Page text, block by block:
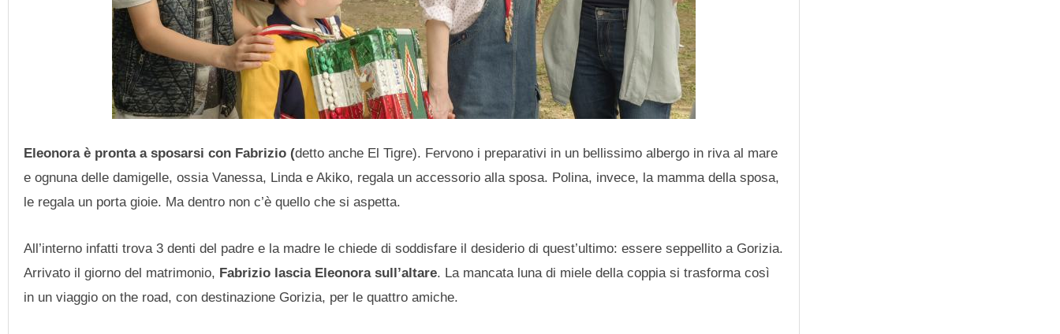
Eleonora è pronta a sposarsi con Fabrizio (detto anche El Tigre). Fervono i preparativi in un bellissimo albergo in riva al mare
e ognuna delle damigelle, ossia Vanessa, Linda e Akiko, regala un accessorio alla sposa. Polina, invece, la mamma della sposa,
le regala un porta gioie. Ma dentro non c’è quello che si aspetta.
All’interno infatti trova 3 denti del padre e la madre le chiede di soddisfare il desiderio di quest’ultimo: essere seppellito a Gorizia.
Arrivato il giorno del matrimonio, Fabrizio lascia Eleonora sull’altare. La mancata luna di miele della coppia si trasforma così
in un viaggio on the road, con destinazione Gorizia, per le quattro amiche.